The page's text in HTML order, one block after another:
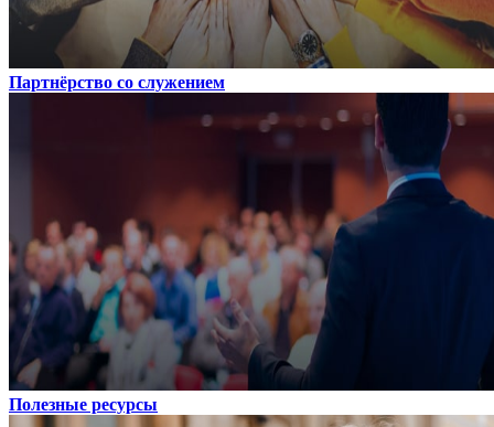
Партнёрство со служением
Полезные ресурсы